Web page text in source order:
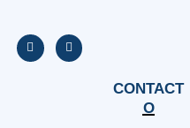
CONTACT
O